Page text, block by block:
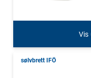
Vis
sølvbrett IFÖ